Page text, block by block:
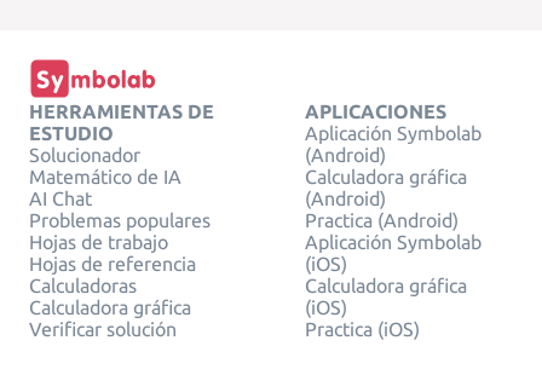
HERRAMIENTAS DE
ESTUDIO
Solucionador
Matemático de IA
AI Chat
Problemas populares
Hojas de trabajo
Hojas de referencia
Calculadoras
Calculadora gráfica
Verificar solución
APLICACIONES
Aplicación Symbolab
(Android)
Calculadora gráfica
(Android)
Practica (Android)
Aplicación Symbolab
(iOS)
Calculadora gráfica
(iOS)
Practica (iOS)